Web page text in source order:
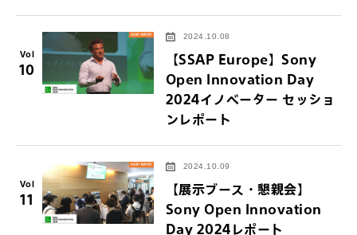
Vol
10
2024.10.08
【SSAP Europe】Sony
Open Innovation Day
2024イノベーター セッショ
ンレポート
Vol
11
2024.10.09
【展示ブース・懇親会】
Sony Open Innovation
Day 2024レポート